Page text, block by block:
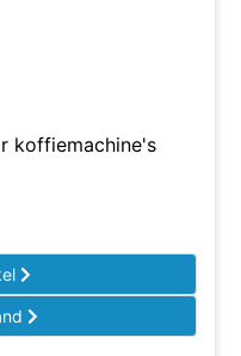
koffiemachine's